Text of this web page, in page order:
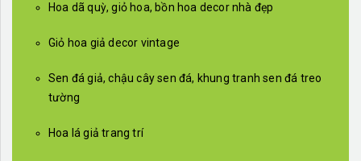
Hoa dã quỳ, giỏ hoa, bồn hoa decor nhà đẹp
Giỏ hoa giả decor vintage
Sen đá giả, chậu cây sen đá, khung tranh sen đá treo
tường
Hoa lá giả trang trí